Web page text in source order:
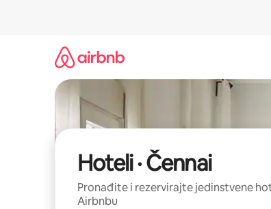
Hoteli · Čennai
Pronađite i rezervirajte jedinstvene
Airbnbu